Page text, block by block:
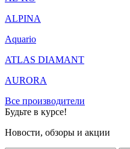
ALPINA
Aquario
ATLAS DIAMANT
AURORA
Все производители
Будьте в курсе!
Новости, обзоры и акции